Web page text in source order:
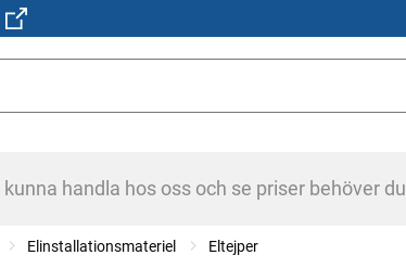
handla hos oss och se priser behöver du
Elinstallationsmateriel Eltejper